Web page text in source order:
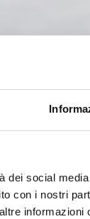
dei social
con i nostri
informazioni